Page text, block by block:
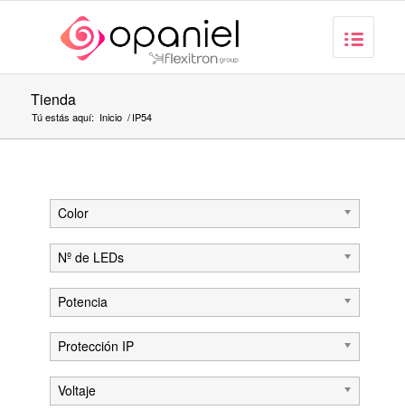
Tienda
Tú estás aquí: Inicio / IP54
Color
Nº de LEDs
Potencia
Protección IP
Voltaje